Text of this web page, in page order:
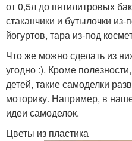
от 0,5л до пятилитровых
стаканчики и бутылочки из-
йогуртов, тара из-под
Что же можно сделать из
угодно :). Кроме
детей, такие самоделки
моторику. Например, в
идеи самоделок.
Цветы из пластика